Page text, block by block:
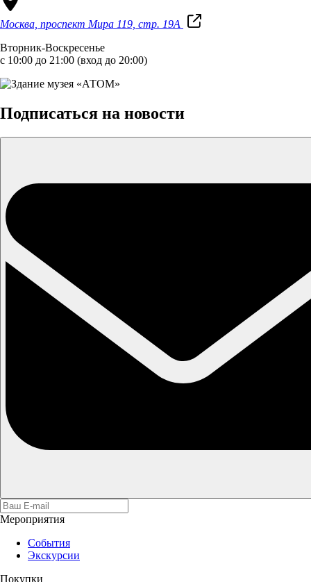
Москва, проспект Мира 119, стр. 19А
Вторник-Воскресенье
с 10:00 до 21:00 (вход до 20:00)
Подписаться на новости
Мероприятия
События
Экскурсии
Покупки